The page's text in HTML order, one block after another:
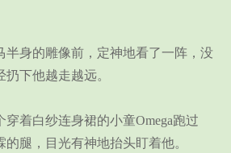
身的雕像前，定神地看了一阵，没
下他越走越远。
着白纱连身裙的小童Omega跑过
腿，目光有神地抬头盯着他。